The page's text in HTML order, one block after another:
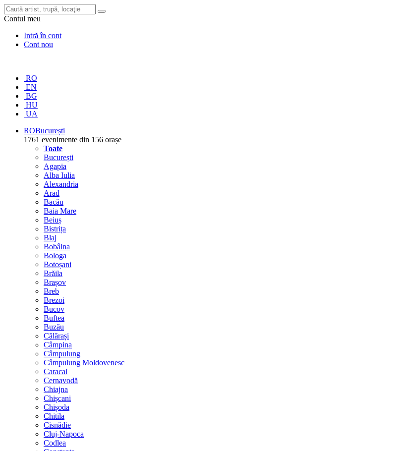
Contul meu
Intră în cont
Cont nou
RO
EN
BG
HU
UA
ROBucurești
1761 evenimente din 156 orașe
Toate
București
Agapia
Alba Iulia
Alexandria
Arad
Bacău
Baia Mare
Beiuș
Bistrița
Blaj
Bobâlna
Bologa
Botoșani
Brăila
Brașov
Breb
Brezoi
Bucov
Buftea
Buzău
Călărași
Câmpina
Câmpulung
Câmpulung Moldovenesc
Caracal
Cernavodă
Chiajna
Chișcani
Chișoda
Chitila
Cisnădie
Cluj-Napoca
Codlea